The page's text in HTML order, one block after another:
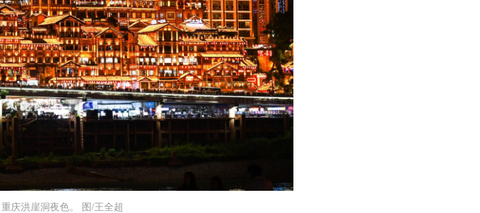
重庆洪崖洞夜色。 图/王全超